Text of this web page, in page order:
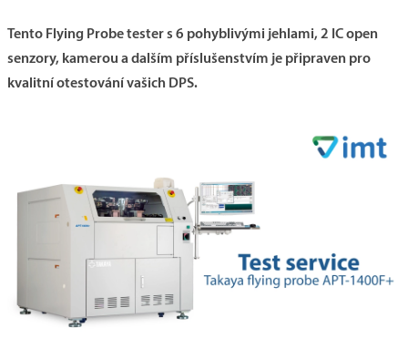
Tento Flying Probe tester s 6 pohyblivými jehlami, 2 IC open
senzory, kamerou a dalším příslušenstvím je připraven pro
kvalitní otestování vašich DPS.